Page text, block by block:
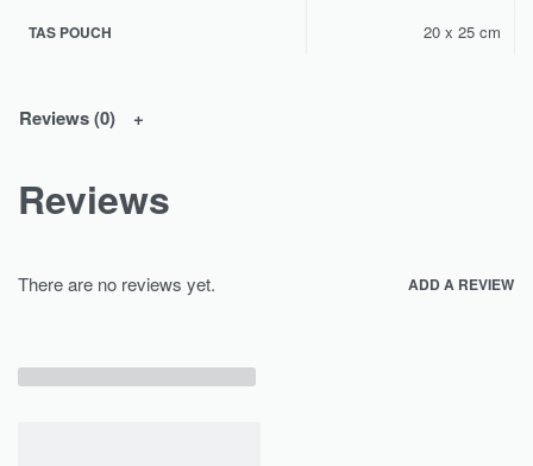
TAS POUCH 20 x 25 cm
Reviews (0)
Reviews
There are no reviews yet. ADD A REVIEW